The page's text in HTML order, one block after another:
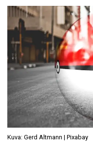
Kuva: Gerd Altmann | Pixabay